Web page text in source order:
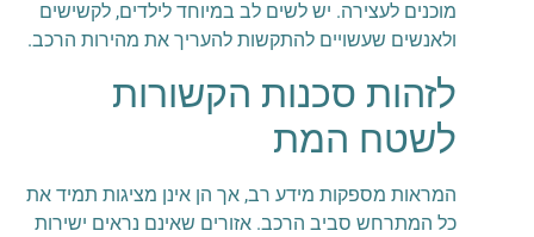
מוכנים לעצירה. יש לשים לב במיוחד לילדים, לקשישים
ולאנשים שעשויים להתקשות להעריך את מהירות הרכב.
לזהות סכנות הקשורות
לשטח המת
המראות מספקות מידע רב, אך הן אינן מציגות תמיד את
כל המתרחש סביב הרכב. אזורים שאינם נראים ישירות